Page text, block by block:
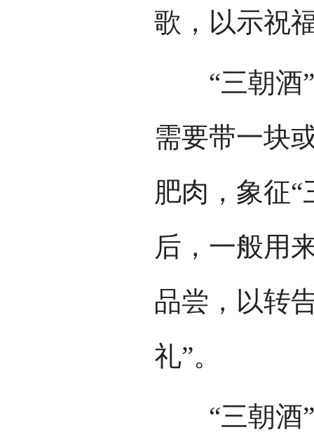
歌，以示祝
“三朝酒”
需要带一块
肥肉，象征
后，一般用
品尝，以转
礼”。
“三朝酒”